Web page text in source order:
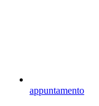
appuntamento